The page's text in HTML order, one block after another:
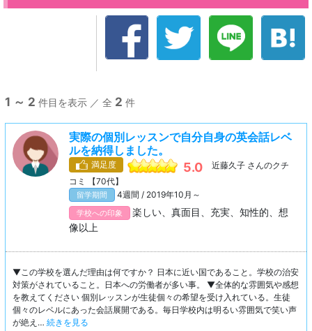
1 ～ 2 件目を表示 ／ 全 2 件
実際の個別レッスンで自分自身の英会話レベ
ルを納得しました。
満足度 5.0
近藤久子 さんのクチ
コミ 【70代】
留学期間 4週間 / 2019年10月～
学校への印象
楽しい、真面目、充実、知性的、想
像以上
▼この学校を選んだ理由は何ですか？ 日本に近い国であること。学校の治安
対策がされていること。日本への労働者が多い事。 ▼全体的な雰囲気や感想
を教えてください 個別レッスンが生徒個々の希望を受け入れている。生徒
個々のレベルにあった会話展開である。毎日学校内は明るい雰囲気で笑い声
が絶え… 続きを見る